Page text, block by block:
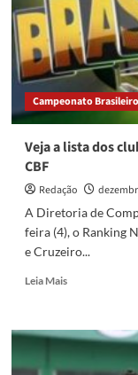
de
Palestra
Itália
Campeonato
Veja a lista dos
CBF
Redação
A Diretoria de
feira (4), o Ranking
e Cruzeiro...
Leia MaisRead
Veja